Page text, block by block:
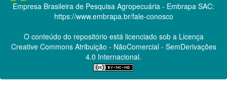
Empresa Brasileira de Pesquisa Agropecuária - Embrapa SAC:
https://www.embrapa.br/fale-conosco
O conteúdo do repositório está licenciado sob a Licença
Creative CommonsAtribuição - NãoComercial - SemDerivações
4.0 Internacional.